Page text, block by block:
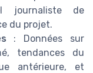
journaliste de
du projet.
: Données sur
tendances du
antérieure, et